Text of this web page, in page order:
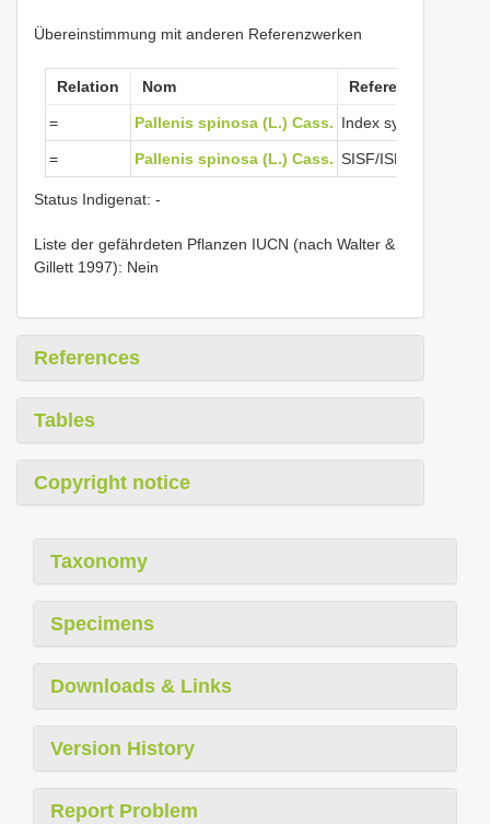
Übereinstimmung mit anderen Referenzwerken
Relation Nom Referenzwerke
= Pallenis spinosa (L.) Cass. Index synonymique
= Pallenis spinosa (L.) Cass. SISF/ISFS 2
Status Indigenat: -
Liste der gefährdeten Pflanzen IUCN (nach Walter &
Gillett 1997): Nein
References
Tables
Copyright notice
Taxonomy
Specimens
Downloads & Links
Version History
Report Problem